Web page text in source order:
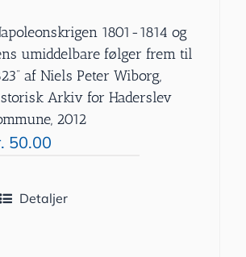
1801-1814 og
umiddelbare følger frem til
af Niels Peter Wiborg,
Arkiv for Haderslev
2012
50.00
Detaljer